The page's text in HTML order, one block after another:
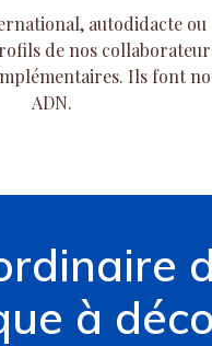
autodidacte ou
de nos
Ils font
ADN.
à